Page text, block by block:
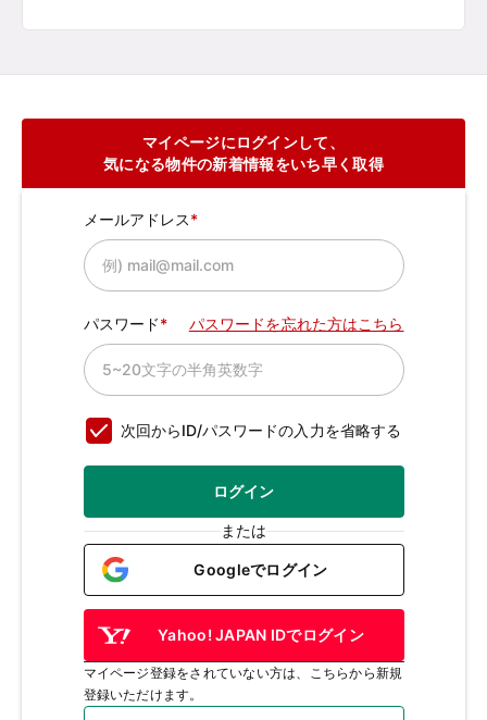
マイページにログインして、
気になる物件の新着情報をいち早く取得
メールアドレス
パスワード パスワードを忘れた方はこちら
次回からID/パスワードの入力を省略する
ログイン
または
Googleでログイン
Yahoo! JAPAN IDでログイン
マイページ登録をされていない方は、こちらから新規
登録いただけます。